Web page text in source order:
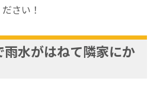
さい！
水がはねて隣家にか